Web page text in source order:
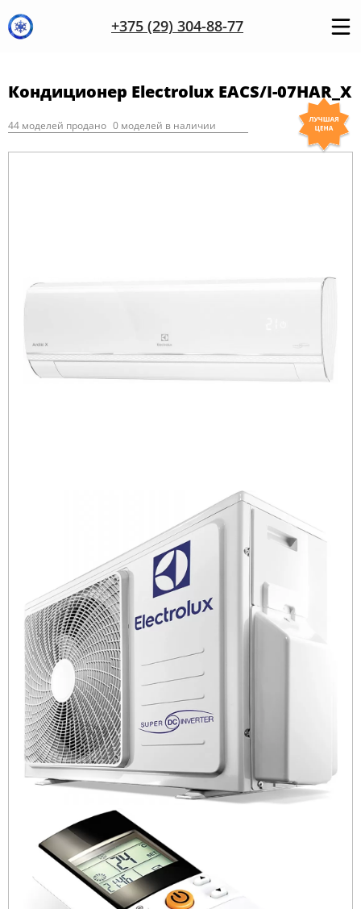
+375 (29) 304-88-77
Кондиционер Electrolux EACS/I-07HAR_X
44 моделей продано 0 моделей в наличии